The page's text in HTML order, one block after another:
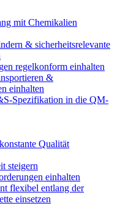
mit Chemikalien
& sicherheitsrelevante
regelkonform einhalten
&
einhalten
Spezifikation in die QM-
Qualität
steigern
einhalten
flexibel entlang der
einsetzen